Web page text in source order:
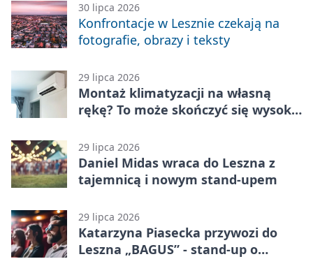
30 lipca 2026
Konfrontacje w Lesznie czekają na
fotografie, obrazy i teksty
29 lipca 2026
Montaż klimatyzacji na własną
rękę? To może skończyć się wysoką
29 lipca 2026
Daniel Midas wraca do Leszna z
tajemnicą i nowym stand-upem
29 lipca 2026
Katarzyna Piasecka przywozi do
Leszna „BAGUS” - stand-up o